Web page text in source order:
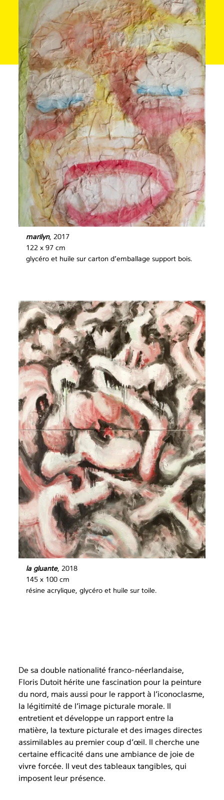
marilyn, 2017
122 x 97 cm
glycéro et huile sur carton d’emballage support bois.
la gluante, 2018
145 x 100 cm
résine acrylique, glycéro et huile sur toile.
De sa double nationalité franco-néerlandaise,
Floris Dutoit hérite une fascination pour la peinture
du nord, mais aussi pour le rapport à l’iconoclasme,
la légitimité de l’image picturale morale. Il
entretient et développe un rapport entre la
matière, la texture picturale et des images directes
assimilables au premier coup d’œil. Il cherche une
certaine efficacité dans une ambiance de joie de
vivre forcée. Il veut des tableaux tangibles, qui
imposent leur présence.